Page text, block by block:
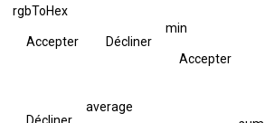
rgbToHex
Accepter Décliner
min
Accepter
Décliner
average